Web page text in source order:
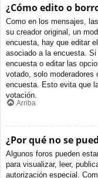
¿Cómo edito o
Como en los mensajes,
su creador original, un
encuesta, hay que editar
asociado a la encuesta.
encuesta o editar las
votado, solo moderadores
encuesta. Esto evita que
votación.
Arriba
¿Por qué no se
Algunos foros pueden
para visualizar, leer,
autorización especial.